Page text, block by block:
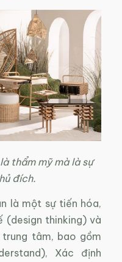
thẩm mỹ mà là sự
đích.
là một sự tiến hóa,
(design thinking) và
tâm, bao gồm
Xác định